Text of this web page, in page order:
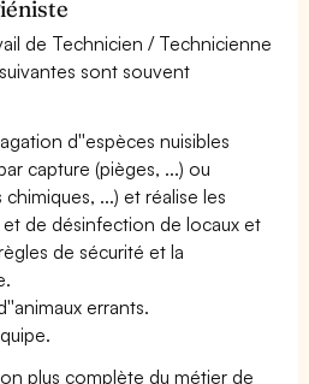
de Technicien / Technicienne
sont souvent
d''espèces nuisibles
capture (pièges, ...) ou
...) et réalise les
de désinfection de locaux et
de sécurité et la
errants.
plus complète du métier de